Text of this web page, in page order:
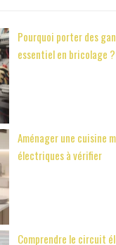
Pourquoi porter des
essentiel en bricolage ?
Aménager une cuisine
électriques à vérifier
Comprendre le circuit